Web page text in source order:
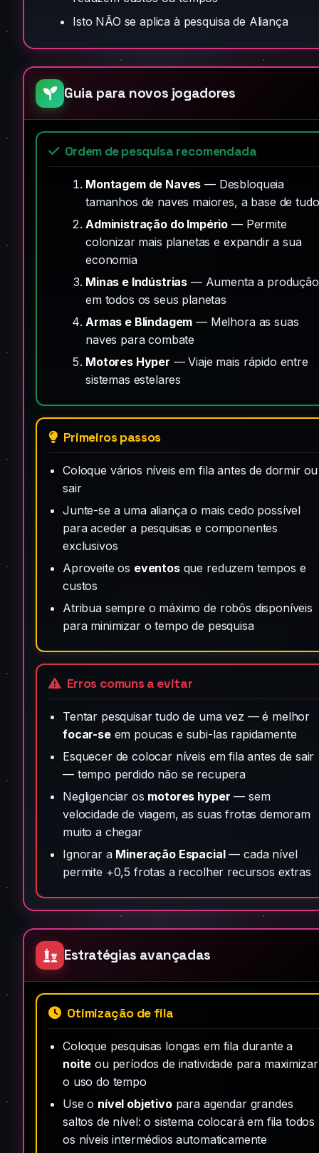
Isto NÃO se aplica à pesquisa de Aliança
Guia para novos jogadores
Ordem de pesquisa recomendada
Montagem de Naves — Desbloqueia
tamanhos de naves maiores, a base de tudo
Administração do Império — Permite
colonizar mais planetas e expandir a sua
economia
Minas e Indústrias — Aumenta a produção
em todos os seus planetas
Armas e Blindagem — Melhora as suas
naves para combate
Motores Hyper — Viaje mais rápido entre
sistemas estelares
Primeiros passos
Coloque vários níveis em fila antes de dormir ou
sair
Junte-se a uma aliança o mais cedo possível
para aceder a pesquisas e componentes
exclusivos
Aproveite os eventosque reduzem tempos e
custos
Atribua sempre o máximo de robôs disponíveis
para minimizar o tempo de pesquisa
Erros comuns a evitar
Tentar pesquisar tudo de uma vez — é melhor
focar-seem poucas e subi-las rapidamente
Esquecer de colocar níveis em fila antes de sair
— tempo perdido não se recupera
Negligenciar os motores hyper — sem
velocidade de viagem, as suas frotas demoram
muito a chegar
Ignorar a Mineração Espacial— cada nível
permite +0,5 frotas a recolher recursos extras
Estratégias avançadas
Otimização de fila
Coloque pesquisas longas em fila durante a
noite ou períodos de inatividade para maximizar
o uso do tempo
Use o nível objetivopara agendar grandes
saltos de nível: o sistema colocará em fila todos
os níveis intermédios automaticamente